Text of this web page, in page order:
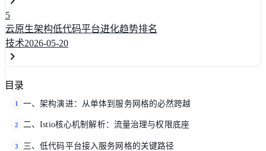
5
云原生架构低代码平台进化趋势排名
技术2026-05-20
目录
1 一、架构演进：从单体到服务网格的必然跨越
2 二、Istio核心机制解析：流量治理与权限底座
3 三、低代码平台接入服务网格的关键路径